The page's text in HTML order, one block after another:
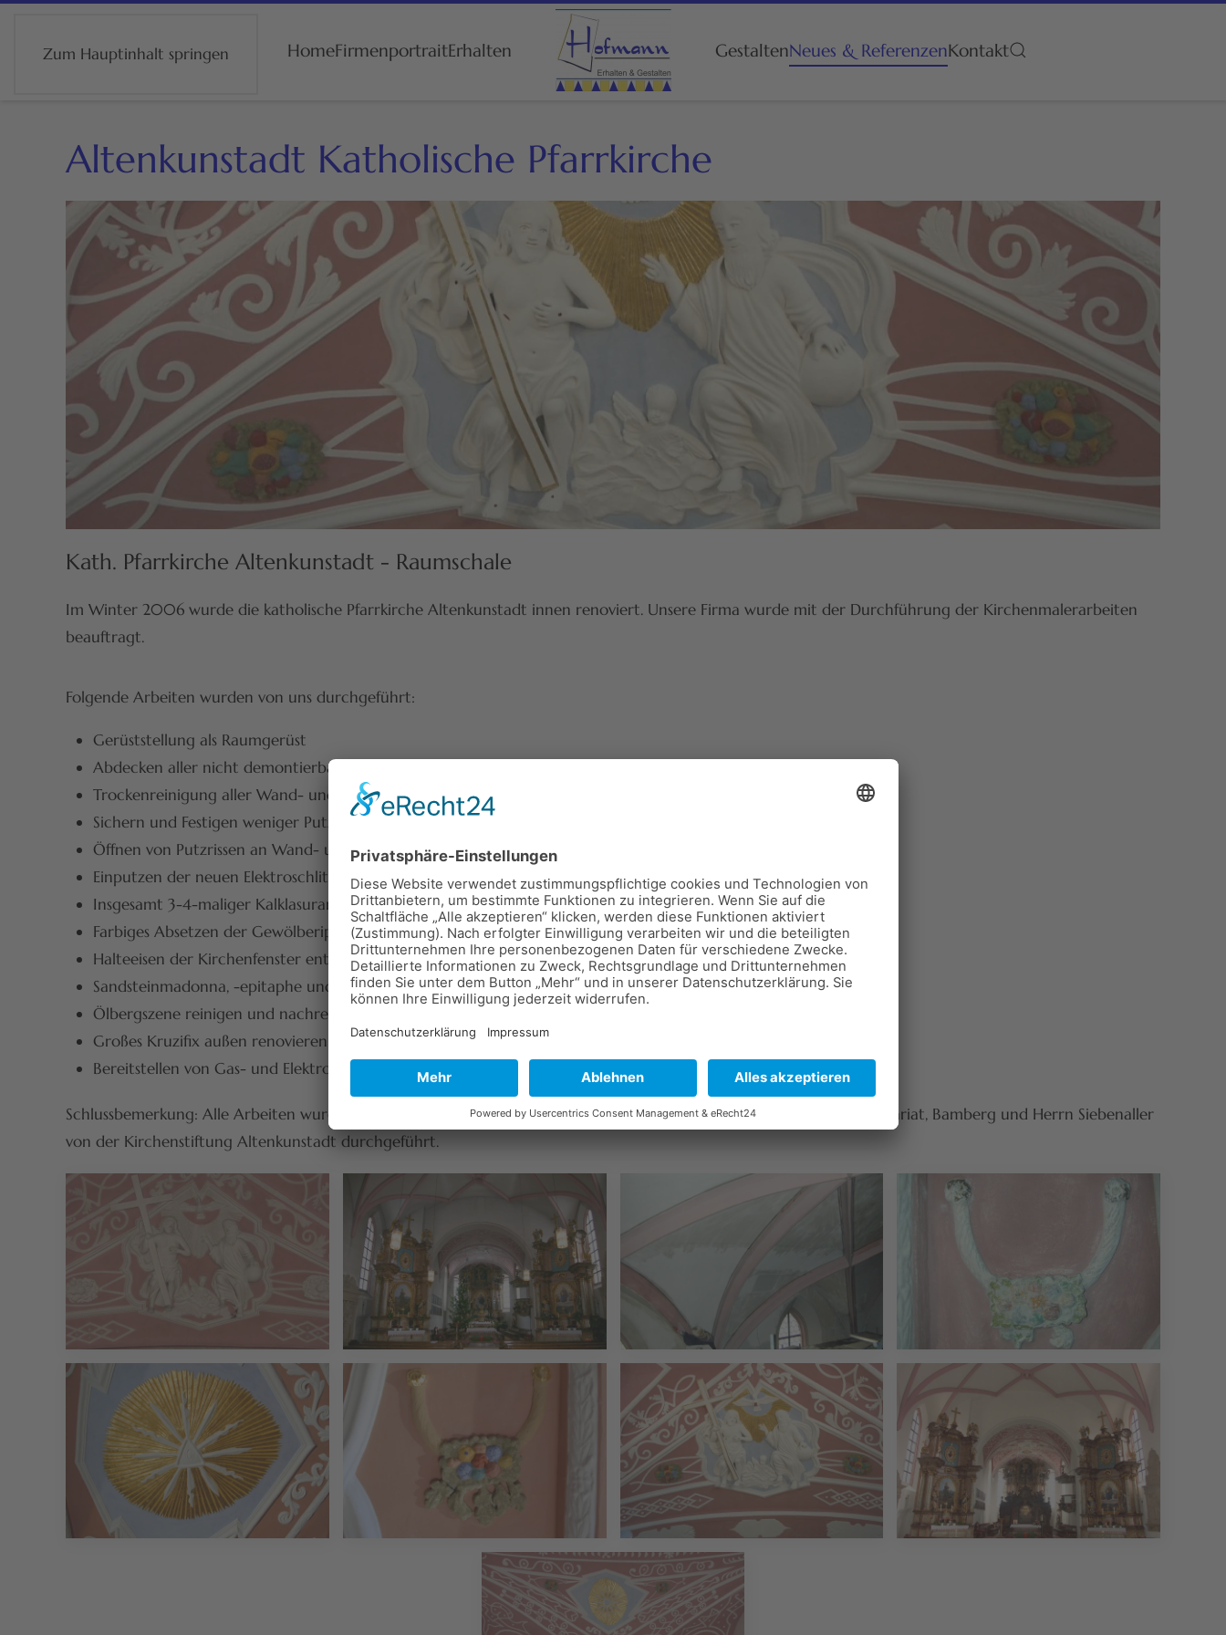
Zum Hauptinhalt springen HomeFirmenportraitErhalten GestaltenNeues & ReferenzenKontakt
Altenkunstadt Katholische Pfarrkirche
Kath. Pfarrkirche Altenkunstadt - Raumschale
Im Winter 2006 wurde die katholische Pfarrkirche Altenkunstadt innen renoviert. Unsere Firma wurde mit der Durchführung der Kirchenmalerarbeiten
beauftragt.
Folgende Arbeiten wurden von uns durchgeführt:
Gerüststellung als Raumgerüst
Abdecken aller nicht demontierbarer Einrichtungsgegenstände mit Leinentüchern und des Bodens
Trockenreinigung aller Wand- und Deckenflächen, einschließlich der reichhaltigen Stuckierungen
Sichern und Festigen weniger Putzhohlstellen durch Hinterspritzen
Öffnen von Putzrissen an Wand- und Deckenflächen, wo notwendig, und fachgerechtes Schließen mit Kalkputz
Einputzen der neuen Elektroschlitze und angleichen der Oberfläche mit Kalkglätte
Insgesamt 3-4-maliger Kalklasuranstrich der Wand- und Deckenflächen
Farbiges Absetzen der Gewölberippen im Kirchenschiff und der reichhaltig stuckierten Chorraumgewölbedecke
Halteeisen der Kirchenfenster entrosten und lackieren
Sandsteinmadonna, -epitaphe und -grabplatten reinigen
Ölbergszene reinigen und nachretuschieren
Großes Kruzifix außen renovieren
Bereitstellen von Gas- und Elektroheizern
Schlussbemerkung: Alle Arbeiten wurden in enger Abstimmung mit Herrn Architekt Selig vom erzbischöflichen Ordinariat, Bamberg und Herrn Siebenaller
von der Kirchenstiftung Altenkunstadt durchgeführt.